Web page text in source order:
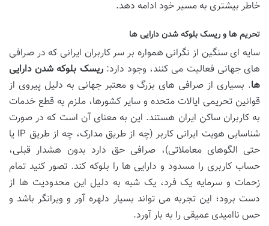
خاطر بیشتری به مسیر خود ادامه دهد.
تحریم ها و ریسک بلوکه شدن دارایی ها
سایه ای سنگین از نگرانی همواره بر سر کاربران ایرانی که در صرافی
های جهانی فعالیت می کنند، وجود دارد:ریسک بلوکه شدن دارایی
ها. بسیاری از صرافی های بزرگ و معتبر جهانی به دلیل پیروی از
قوانین تحریمی ایالات متحده و سایر کشورها، ملزم به قطع خدمات
به کاربران ساکن ایران هستند. این به معنای آن است که در صورت
شناسایی هویت ایرانی کاربر (چه از طریق مدارک، چه از طریق IP یا
حتی الگوهای معاملاتی)، صرافی حق دارد بدون هشدار قبلی،
حساب کاربری را مسدود و دارایی ها را بلوکه کند. تصور کنید تمام
زحمات و سرمایه یک فرد، یک شبه به دلیل این محدودیت ها از
دست برود؛ این تجربه می تواند بسیار دلهره آور و ویرانگر باشد و
حس ناامیدی عمیقی را به بار آورد.